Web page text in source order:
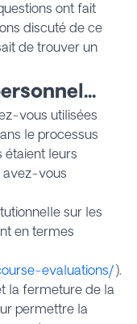
ont fait
discuté de ce
de trouver un
vous utilisées
le processus
étaient leurs
avez-vous
sur les
en termes
evaluations/).
la fermeture de la
permettre la